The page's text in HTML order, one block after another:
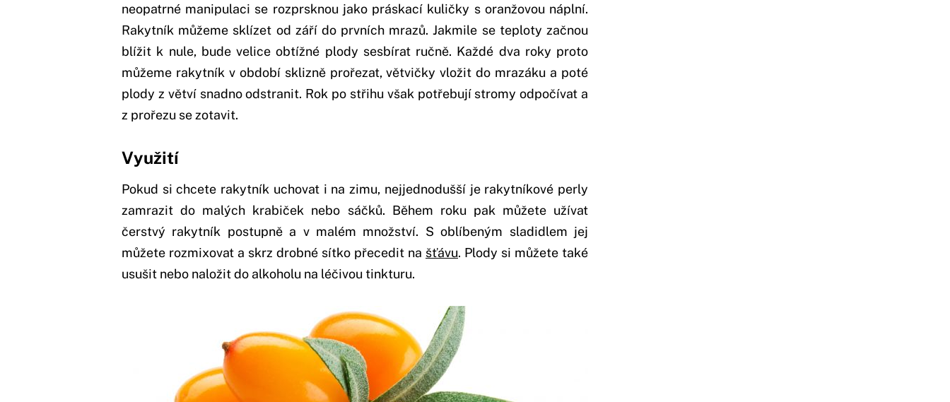
neopatrné manipulaci se rozprsknou jako práskací kuličky s oranžovou náplní.
Rakytník můžeme sklízet od září do prvních mrazů. Jakmile se teploty začnou
blížit k nule, bude velice obtížné plody sesbírat ručně. Každé dva roky proto
můžeme rakytník v období sklizně prořezat, větvičky vložit do mrazáku a poté
plody z větví snadno odstranit. Rok po střihu však potřebují stromy odpočívat a
z prořezu se zotavit.
Využití
Pokud si chcete rakytník uchovat i na zimu, nejjednodušší je rakytníkové perly
zamrazit do malých krabiček nebo sáčků. Během roku pak můžete užívat
čerstvý rakytník postupně a v malém množství. S oblíbeným sladidlem jej
můžete rozmixovat a skrz drobné sítko přecedit na šťávu. Plody si můžete také
usušit nebo naložit do alkoholu na léčivou tinkturu.